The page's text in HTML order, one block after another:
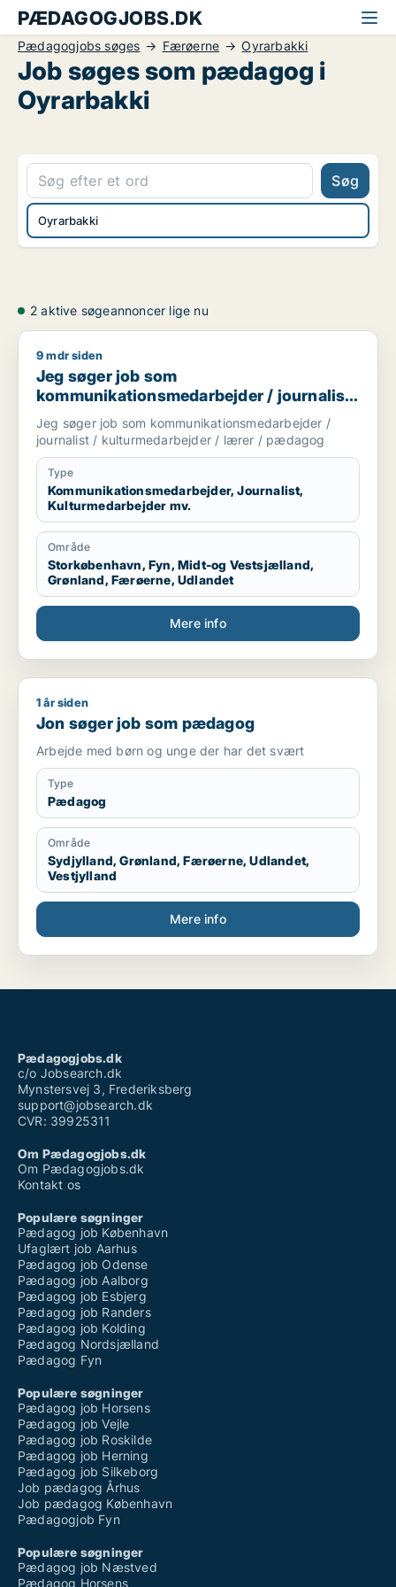
PÆDAGOGJOBS.DK
Pædagogjobs søges Færøerne Oyrarbakki
Job søges som pædagog i
Oyrarbakki
Søg
Oyrarbakki
2 aktive søgeannoncer lige nu
Jeg søger job som kommunikationsmedarbejder /
9 mdr siden
Jeg søger job som
kommunikationsmedarbejder / journalist
/ kulturmedarbejder / lærer / pædagog
Jeg søger job som kommunikationsmedarbejder /
journalist / kulturmedarbejder / lærer / pædagog
Type
Kommunikationsmedarbejder, Journalist,
Kulturmedarbejder mv.
Område
Storkøbenhavn, Fyn, Midt-og Vestsjælland,
Grønland, Færøerne, Udlandet
Mere info
Jon søger job som pædagog
1 år siden
Jon søger job som pædagog
Arbejde med børn og unge der har det svært
Type
Pædagog
Område
Sydjylland, Grønland, Færøerne, Udlandet,
Vestjylland
Mere info
Pædagogjobs.dk
c/o Jobsearch.dk
Mynstersvej 3, Frederiksberg
support@jobsearch.dk
CVR: 39925311
Om Pædagogjobs.dk
Om Pædagogjobs.dk
Kontakt os
Populære søgninger
Pædagog job København
Ufaglært job Aarhus
Pædagog job Odense
Pædagog job Aalborg
Pædagog job Esbjerg
Pædagog job Randers
Pædagog job Kolding
Pædagog Nordsjælland
Pædagog Fyn
Populære søgninger
Pædagog job Horsens
Pædagog job Vejle
Pædagog job Roskilde
Pædagog job Herning
Pædagog job Silkeborg
Job pædagog Århus
Job pædagog København
Pædagogjob Fyn
Populære søgninger
Pædagog job Næstved
Pædagog Horsens